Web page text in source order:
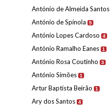
António de Almeida Santos
António de Spínola 5
António Lopes Cardoso 4
António Ramalho Eanes 1
António Rosa Coutinho 3
António Simões 1
Artur Baptista Beirão 1
Ary dos Santos 4